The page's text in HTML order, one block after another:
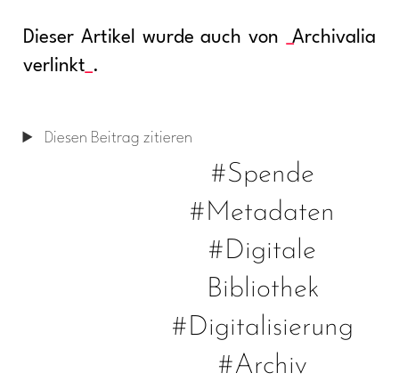
Dieser Artikel wurde auch von Archivalia
verlinkt .
Diesen Beitrag zitieren
#Spende
#Metadaten
#Digitale
Bibliothek
#Digitalisierung
#Archiv